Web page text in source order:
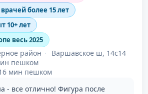
более 15 лет
10+ лет
весь 2025
район ·
Варшавское ш, 14с14
пешком
мин пешком
- все отлично! Фигура после